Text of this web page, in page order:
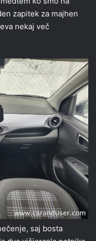
zapitek za majhen
nekaj več
saj bosta